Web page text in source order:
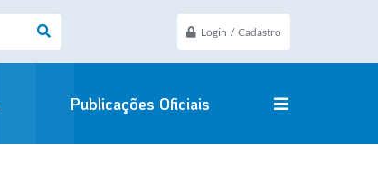
Login / Cadastro
Publicações Oficiais